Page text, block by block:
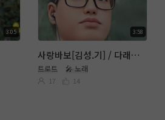
3:05 3:58
사랑바보[김성.기] / 다래넝쿨 커버
트로트 🎤 노래
17 14